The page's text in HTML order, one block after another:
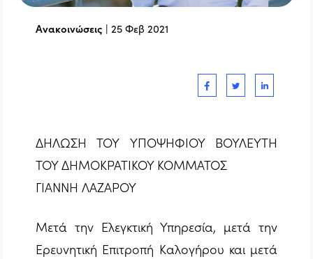
Ανακοινώσεις |25 Φεβ 2021
ΔΗΛΩΣΗ ΤΟΥ ΥΠΟΨΗΦΙΟΥ ΒΟΥΛΕΥΤΗ
ΤΟΥ ΔΗΜΟΚΡΑΤΙΚΟΥ ΚΟΜΜΑΤΟΣ
ΓΙΑΝΝΗ ΛΑΖΑΡΟΥ
Μετά την Ελεγκτική Υπηρεσία, μετά την
Ερευνητική Επιτροπή Καλογήρου και μετά